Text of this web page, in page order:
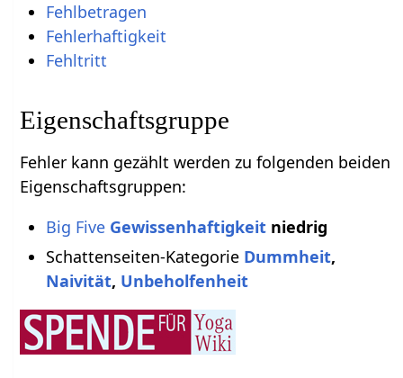
Fehlbetragen
Fehlerhaftigkeit
Fehltritt
Eigenschaftsgruppe
Fehler kann gezählt werden zu folgenden beiden
Eigenschaftsgruppen:
Big Five Gewissenhaftigkeitniedrig
Schattenseiten-Kategorie Dummheit,
Naivität, Unbeholfenheit